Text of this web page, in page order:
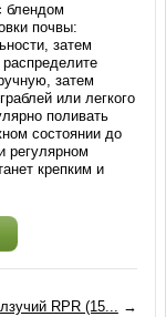
блендом
почвы:
затем
затем
или легкого
поливать
состоянии до
регулярном
крепким и
RPR (15... →